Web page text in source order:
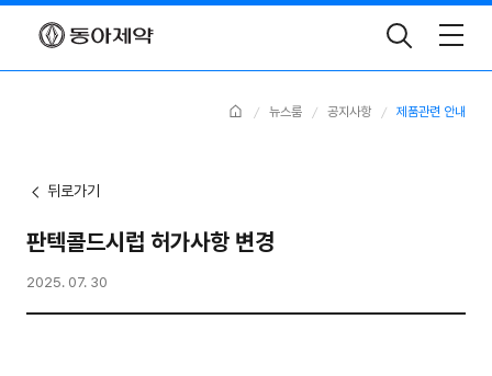
Toggle
Search
Home 뉴스룸 공지사항 제품관련 안내
뒤로가기
판텍콜드시럽 허가사항 변경
2025. 07. 30